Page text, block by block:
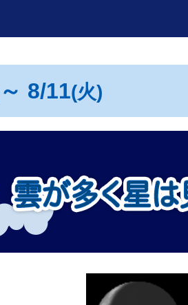
～ 8/11(火)